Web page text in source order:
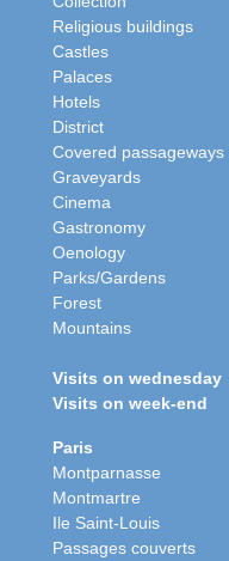
Religious buildings
Castles
Palaces
Hotels
District
Covered passageways
Graveyards
Cinema
Gastronomy
Oenology
Parks/Gardens
Forest
Mountains
Visits on wednesday
Visits on week-end
Paris
Montparnasse
Montmartre
Ile Saint-Louis
Passages couverts